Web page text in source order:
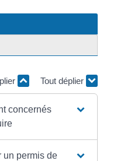
Tout déplier
concernés
un permis de